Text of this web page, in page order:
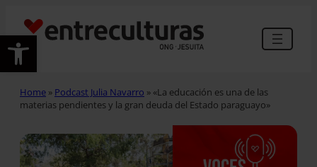
Abrir barra de herramientas
Home » Podcast Julia Navarro » «La educación es una de las
materias pendientes y la gran deuda del Estado paraguayo»